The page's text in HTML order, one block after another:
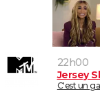
22h00
Jersey
C'est un